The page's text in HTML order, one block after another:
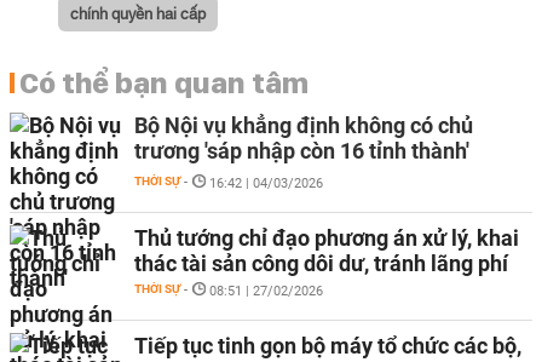
chính quyền hai cấp
Có thể bạn quan tâm
Bộ Nội vụ khẳng định không có chủ
trương 'sáp nhập còn 16 tỉnh thành'
THỜI SỰ - 16:42 | 04/03/2026
Thủ tướng chỉ đạo phương án xử lý, khai
thác tài sản công dôi dư, tránh lãng phí
THỜI SỰ - 08:51 | 27/02/2026
Tiếp tục tinh gọn bộ máy tổ chức các bộ,